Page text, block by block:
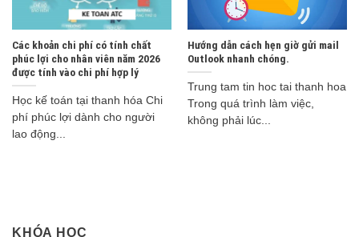
Các khoản chi phí có tính chất
phúc lợi cho nhân viên năm 2026
được tính vào chi phí hợp lý
Học kế toán tại thanh hóa Chi
phí phúc lợi dành cho người
lao động...
Hướng dẫn cách hẹn giờ gửi mail
Outlook nhanh chóng.
Trung tam tin hoc tai thanh hoa
Trong quá trình làm việc,
không phải lúc...
KHÓA HỌC